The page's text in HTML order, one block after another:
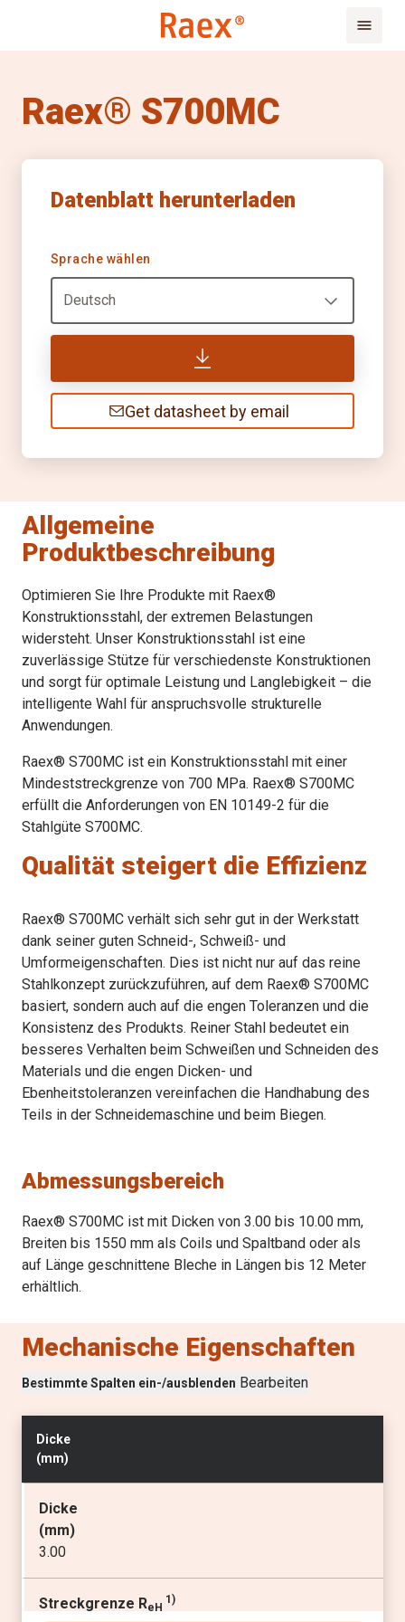
Raex® S700MC
Datenblatt herunterladen
Sprache wählen
Deutsch
Get datasheet by email
Allgemeine
Produktbeschreibung
Optimieren Sie Ihre Produkte mit Raex®
Konstruktionsstahl, der extremen Belastungen
widersteht. Unser Konstruktionsstahl ist eine
zuverlässige Stütze für verschiedenste Konstruktionen
und sorgt für optimale Leistung und Langlebigkeit – die
intelligente Wahl für anspruchsvolle strukturelle
Anwendungen.
Raex® S700MC ist ein Konstruktionsstahl mit einer
Mindeststreckgrenze von 700 MPa. Raex® S700MC
erfüllt die Anforderungen von EN 10149-2 für die
Stahlgüte S700MC.
Qualität steigert die Effizienz
Raex® S700MC verhält sich sehr gut in der Werkstatt
dank seiner guten Schneid-, Schweiß- und
Umformeigenschaften. Dies ist nicht nur auf das reine
Stahlkonzept zurückzuführen, auf dem Raex® S700MC
basiert, sondern auch auf die engen Toleranzen und die
Konsistenz des Produkts. Reiner Stahl bedeutet ein
besseres Verhalten beim Schweißen und Schneiden des
Materials und die engen Dicken- und
Ebenheitstoleranzen vereinfachen die Handhabung des
Teils in der Schneidemaschine und beim Biegen.
Abmessungsbereich
Raex® S700MC ist mit Dicken von 3.00 bis 10.00 mm,
Breiten bis 1550 mm als Coils und Spaltband oder als
auf Länge geschnittene Bleche in Längen bis 12 Meter
erhältlich.
Mechanische Eigenschaften
Bestimmte Spalten ein-/ausblenden Bearbeiten
Dicke
(mm)
Dicke
(mm)
3.00
Streckgrenze ReH
1)